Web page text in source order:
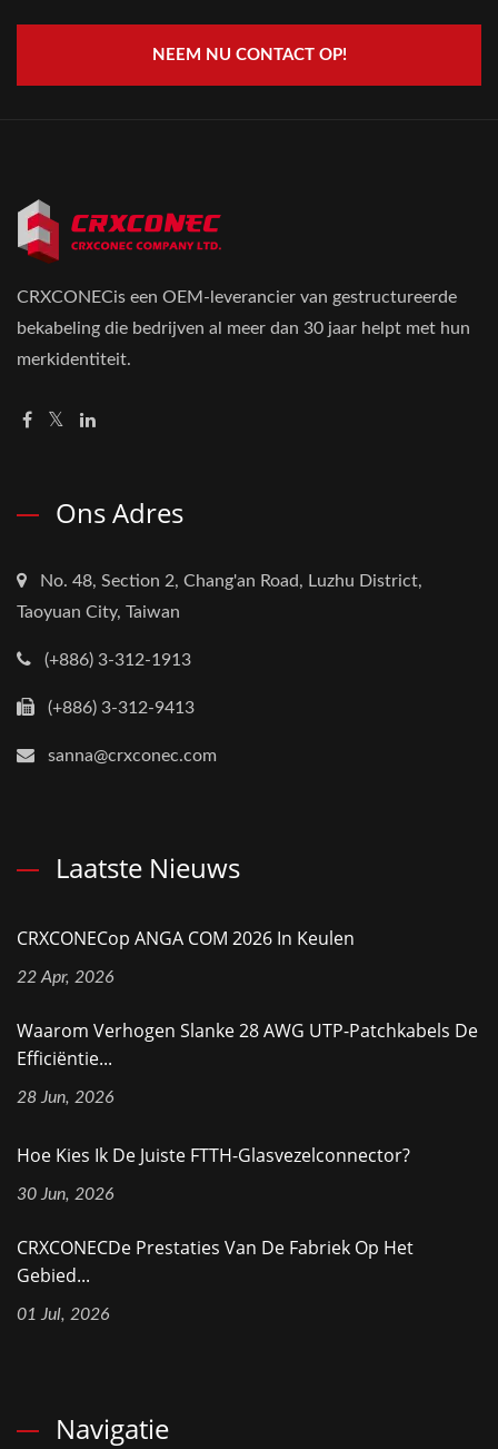
NEEM NU CONTACT OP!
CRXCONECis een OEM-leverancier van gestructureerde
bekabeling die bedrijven al meer dan 30 jaar helpt met hun
merkidentiteit.
Ons Adres
No. 48, Section 2, Chang'an Road, Luzhu District,
Taoyuan City, Taiwan
(+886) 3-312-1913
(+886) 3-312-9413
sanna@crxconec.com
Laatste Nieuws
CRXCONECop ANGA COM 2026 In Keulen
22 Apr, 2026
Waarom Verhogen Slanke 28 AWG UTP-Patchkabels De
Efficiëntie...
28 Jun, 2026
Hoe Kies Ik De Juiste FTTH-Glasvezelconnector?
30 Jun, 2026
CRXCONECDe Prestaties Van De Fabriek Op Het
Gebied...
01 Jul, 2026
Navigatie